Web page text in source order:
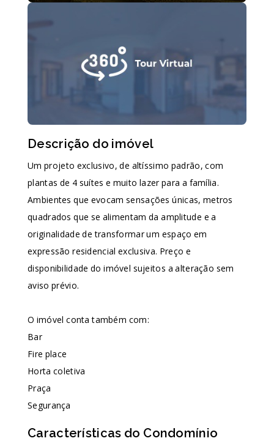
Descrição do imóvel
Um projeto exclusivo, de altíssimo padrão, com
plantas de 4 suítes e muito lazer para a família.
Ambientes que evocam sensações únicas, metros
quadrados que se alimentam da amplitude e a
originalidade de transformar um espaço em
expressão residencial exclusiva. Preço e
disponibilidade do imóvel sujeitos a alteração sem
aviso prévio.
O imóvel conta também com:
Bar
Fire place
Horta coletiva
Praça
Segurança
Características do Condomínio